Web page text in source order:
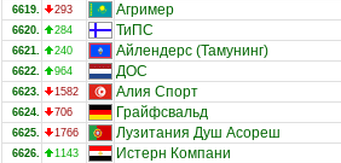
6619. 293 Агример
6620. 284 ТиПС
6621. 240 Айлендерс (Тамунинг)
6622. 964 ДОС
6623. 1582 Алия Спорт
6624. 706 Грайфсвальд
6625. 1766 Лузитания Душ Асореш
6626. 1143 Истерн Компани